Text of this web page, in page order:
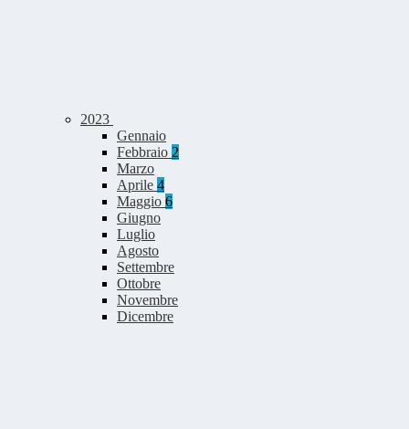
2023
Gennaio
Febbraio 2
Marzo
Aprile 4
Maggio 6
Giugno
Luglio
Agosto
Settembre
Ottobre
Novembre
Dicembre